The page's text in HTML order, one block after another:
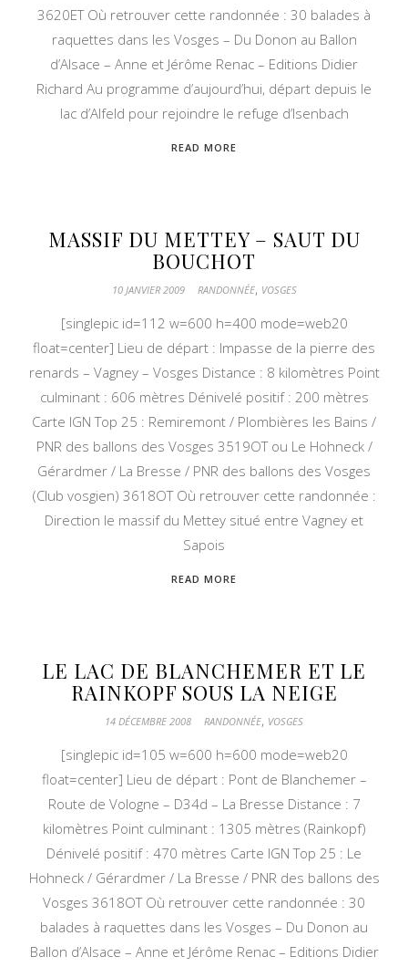
3620ET Où retrouver cette randonnée : 30 balades à
raquettes dans les Vosges – Du Donon au Ballon
d’Alsace – Anne et Jérôme Renac – Editions Didier
Richard Au programme d’aujourd’hui, départ depuis le
lac d’Alfeld pour rejoindre le refuge d’Isenbach
READ MORE
MASSIF DU METTEY – SAUT DU
BOUCHOT
10 JANVIER 2009 RANDONNÉE, VOSGES
[singlepic id=112 w=600 h=400 mode=web20
float=center] Lieu de départ : Impasse de la pierre des
renards – Vagney – Vosges Distance : 8 kilomètres Point
culminant : 606 mètres Dénivelé positif : 200 mètres
Carte IGN Top 25 : Remiremont / Plombières les Bains /
PNR des ballons des Vosges 3519OT ou Le Hohneck /
Gérardmer / La Bresse / PNR des ballons des Vosges
(Club vosgien) 3618OT Où retrouver cette randonnée :
Direction le massif du Mettey situé entre Vagney et
Sapois
READ MORE
LE LAC DE BLANCHEMER ET LE
RAINKOPF SOUS LA NEIGE
14 DÉCEMBRE 2008 RANDONNÉE, VOSGES
[singlepic id=105 w=600 h=600 mode=web20
float=center] Lieu de départ : Pont de Blanchemer –
Route de Vologne – D34d – La Bresse Distance : 7
kilomètres Point culminant : 1305 mètres (Rainkopf)
Dénivelé positif : 470 mètres Carte IGN Top 25 : Le
Hohneck / Gérardmer / La Bresse / PNR des ballons des
Vosges 3618OT Où retrouver cette randonnée : 30
balades à raquettes dans les Vosges – Du Donon au
Ballon d’Alsace – Anne et Jérôme Renac – Editions Didier